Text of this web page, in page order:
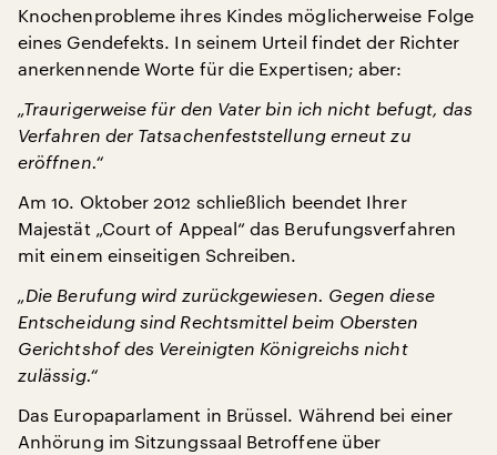
Knochenprobleme ihres Kindes möglicherweise Folge
eines Gendefekts. In seinem Urteil findet der Richter
anerkennende Worte für die Expertisen; aber:
„Traurigerweise für den Vater bin ich nicht befugt, das
Verfahren der Tatsachenfeststellung erneut zu
eröffnen.“
Am 10. Oktober 2012 schließlich beendet Ihrer
Majestät „Court of Appeal“ das Berufungsverfahren
mit einem einseitigen Schreiben.
„Die Berufung wird zurückgewiesen. Gegen diese
Entscheidung sind Rechtsmittel beim Obersten
Gerichtshof des Vereinigten Königreichs nicht
zulässig.“
Das Europaparlament in Brüssel. Während bei einer
Anhörung im Sitzungssaal Betroffene über